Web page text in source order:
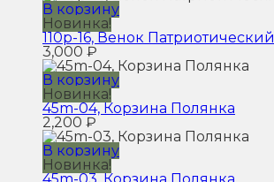
В корзину
Новинка!
110p-16, Венок Патриотический
3,000 ₽
В корзину
Новинка!
45m-04, Корзина Полянка
2,200 ₽
В корзину
Новинка!